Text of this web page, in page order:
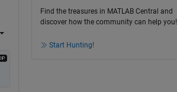
Find the treasures in MATLAB Central and
discover how the community can help you!
Start Hunting!